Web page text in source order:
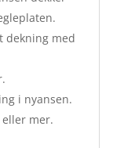
dekning med
i nyansen.
mer.